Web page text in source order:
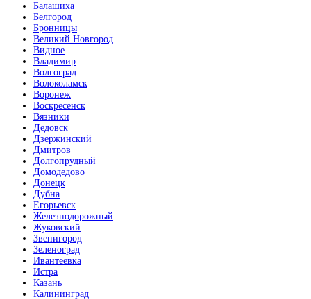
Балашиха
Белгород
Бронницы
Великий Новгород
Видное
Владимир
Волгоград
Волоколамск
Воронеж
Воскресенск
Вязники
Дедовск
Дзержинский
Дмитров
Долгопрудный
Домодедово
Донецк
Дубна
Егорьевск
Железнодорожный
Жуковский
Звенигород
Зеленоград
Ивантеевка
Истра
Казань
Калининград